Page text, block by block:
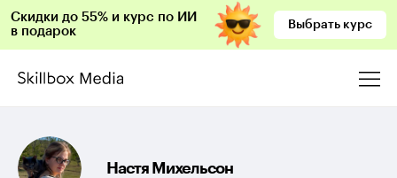
Скидки до 55% и курс по ИИ
в подарок
Выбрать курс
Настя Михельсон